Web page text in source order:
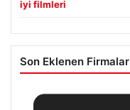
iyi filmleri
Son Eklenen Firmalar